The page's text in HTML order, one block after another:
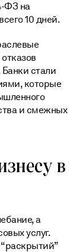
ФЗ на
10 дней.
стали
которые
и смежных
в
а
услуг.